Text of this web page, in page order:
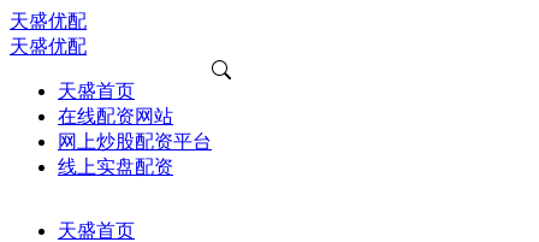
天盛优配
天盛优配
天盛首页
在线配资网站
网上炒股配资平台
线上实盘配资
天盛首页